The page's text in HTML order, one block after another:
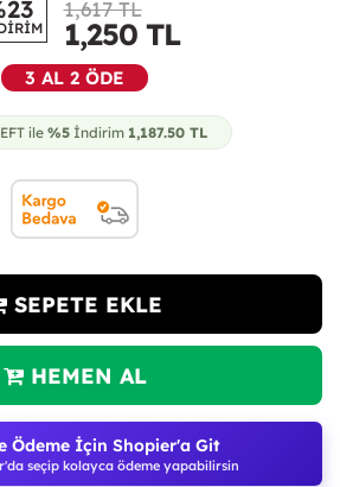
1,617 TL
1,250TL
3 AL 2 ÖDE
ile %5 İndirim 1,187.50 TL
SEPETE EKLE
HEMEN AL
Ödeme İçin Shopier'a Git
seçip kolayca ödeme yapabilirsin